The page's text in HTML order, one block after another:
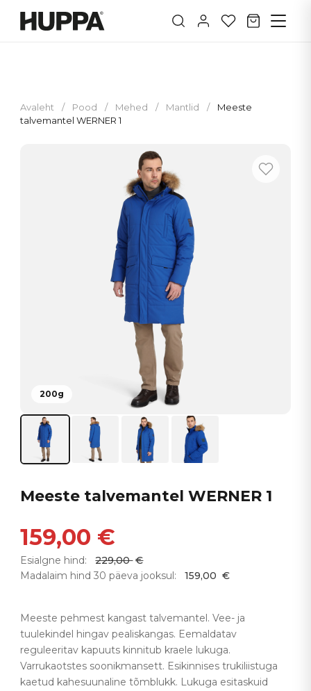
Avaleht / Pood / Mehed / Mantlid /
Meeste
talvemantel WERNER 1
200g
Meeste talvemantel WERNER 1
159,00 €
Esialgne hind: 229,00 €
Madalaim hind 30 päeva jooksul:
159,00 €
Meeste pehmest kangast talvemantel. Vee- ja
tuulekindel hingav pealiskangas. Eemaldatav
reguleeritav kapuuts kinnitub kraele lukuga.
Varrukaotstes soonikmansett. Esikinnises trukiliistuga
kaetud kahesuunaline tõmblukk. Lukuga esitaskuid